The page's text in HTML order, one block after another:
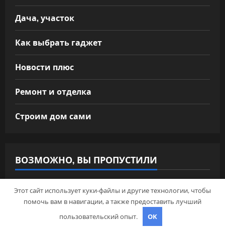
Дача, участок
Как выбрать гаджет
Новости плюс
Ремонт и отделка
Строим дом сами
ВОЗМОЖНО, ВЫ ПРОПУСТИЛИ
Этот сайт использует куки-файлы и другие технологии, чтобы
помочь вам в навигации, а также предоставить лучший
пользовательский опыт.
OK